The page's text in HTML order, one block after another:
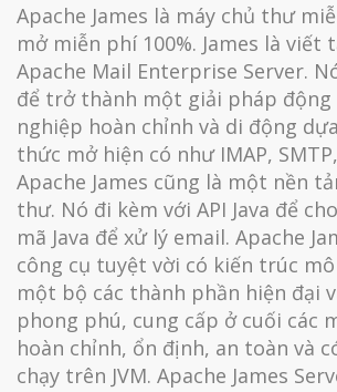
Apache James là máy chủ thư
mở miễn phí 100%. James là viết
Apache Mail Enterprise Server.
để trở thành một giải pháp động
nghiệp hoàn chỉnh và di động
thức mở hiện có như IMAP, SMTP,
Apache James cũng là một nền
thư. Nó đi kèm với API Java để
mã Java để xử lý email. Apache
công cụ tuyệt vời có kiến ​​trúc
một bộ các thành phần hiện đại
phong phú, cung cấp ở cuối các
hoàn chỉnh, ổn định, an toàn và
chạy trên JVM. Apache James